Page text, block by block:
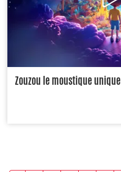
Zouzou le moustique unique